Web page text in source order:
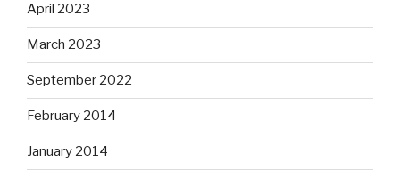
April 2023
March 2023
September 2022
February 2014
January 2014